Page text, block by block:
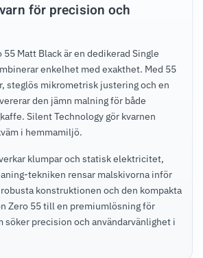
för precision och
55 Matt Black är en dedikerad Single
enkelhet med exakthet. Med 55
steglös mikrometrisk justering och en
den jämn malning för både
Silent Technology gör kvarnen
i hemmamiljö.
klumpar och statisk elektricitet,
tekniken rensar malskivorna inför
konstruktionen och den kompakta
Zero 55 till en premiumlösning för
söker precision och användarvänlighet i